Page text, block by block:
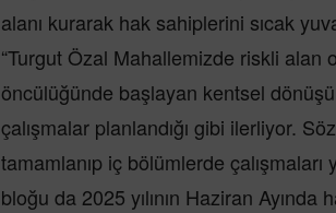
alanı kurarak hak sahiplerini sıcak
“Turgut Özal Mahallemizde riskli
öncülüğünde başlayan kentsel
çalışmalar planlandığı gibi ilerliyor.
tamamlanıp iç bölümlerde
bloğu da 2025 yılının Haziran